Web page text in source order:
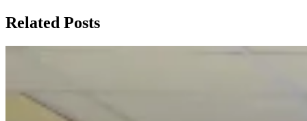
Related Posts